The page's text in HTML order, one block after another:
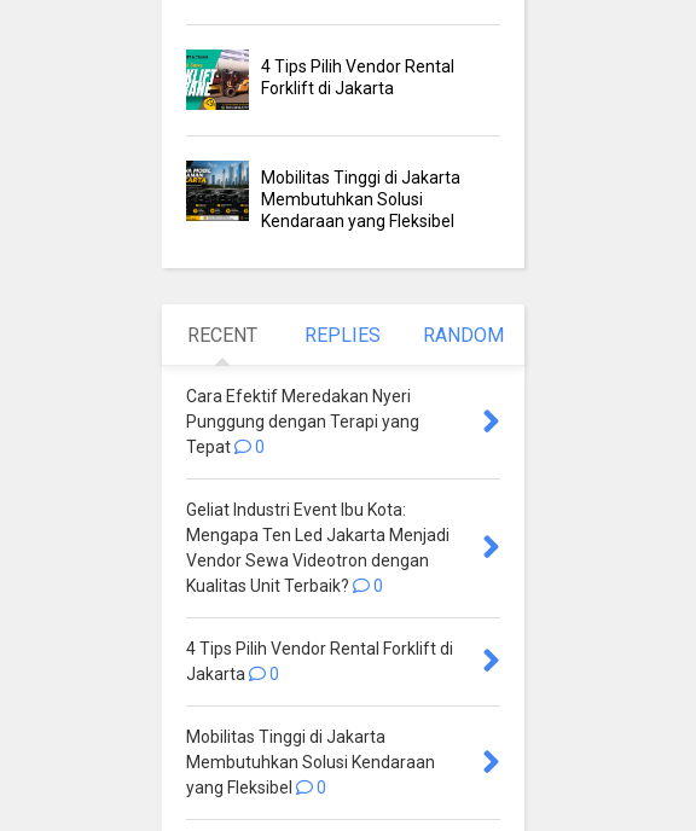
4 Tips Pilih Vendor Rental
Forklift di Jakarta
Mobilitas Tinggi di Jakarta
Membutuhkan Solusi
Kendaraan yang Fleksibel
RECENT REPLIES RANDOM
Cara Efektif Meredakan Nyeri
Punggung dengan Terapi yang
Tepat
0
Geliat Industri Event Ibu Kota:
Mengapa Ten Led Jakarta Menjadi
Vendor Sewa Videotron dengan
Kualitas Unit Terbaik?
0
4 Tips Pilih Vendor Rental Forklift di
Jakarta
0
Mobilitas Tinggi di Jakarta
Membutuhkan Solusi Kendaraan
yang Fleksibel
0